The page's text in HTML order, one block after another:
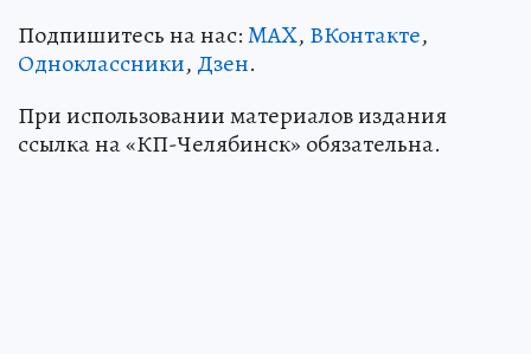
Подпишитесь на нас:MAX, ВКонтакте,
Одноклассники, Дзен.
При использовании материалов издания
ссылка на «КП-Челябинск» обязательна.